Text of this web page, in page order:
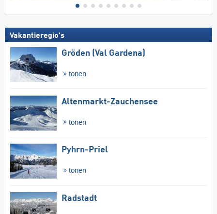
Vakantieregio's
Gröden (Val Gardena)
tonen
Altenmarkt-Zauchensee
tonen
Pyhrn-Priel
tonen
Radstadt